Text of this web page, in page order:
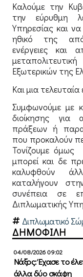
Καλούμε την
την εύρυθμη
Υπηρεσίας και
ηθικό της από
ενέργειες και
Εξωτερικών της
Και μια
Συμφωνούμε με
διοίκησης για
πράξεων ή
που προκαλούν
Τονίζουμε όμως
μπορεί και δε
καλυφθούν
καταλήγουν
συνέπεια σε
Διπλωματικής
Διπλωματικό
ΔΗΜΟΦΙΛΗ
04/08/2026 09:02
Νάξος: Έχασε το
άλλα δύο σκάφη